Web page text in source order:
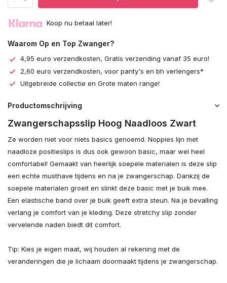
Koop nu betaal later!
Waarom Op en Top Zwanger?
4,95 euro verzendkosten, Gratis verzending vanaf 35 euro!
2,60 euro verzendkosten, voor panty's en bh verlengers*
Uitgebreide collectie en Grote maten range!
Productomschrijving
Zwangerschapsslip Hoog Naadloos Zwart
Ze worden niet voor niets basics genoemd. Noppies lijn met
naadloze positieslips is dus ook gewoon basic, maar wel heel
comfortabel! Gemaakt van heerlijk soepele materialen is deze slip
een echte musthave tijdens en na je zwangerschap. Dankzij de
soepele materialen groeit en slinkt deze basic met je buik mee.
Een elastische band over je buik geeft extra steun. Na je bevalling
verlang je comfort van je kleding. Deze stretchy slip zonder
vervelende naden biedt dit comfort.
Tip: Kies je eigen maat, wij houden al rekening met de
veranderingen die je lichaam doormaakt tijdens je zwangerschap.